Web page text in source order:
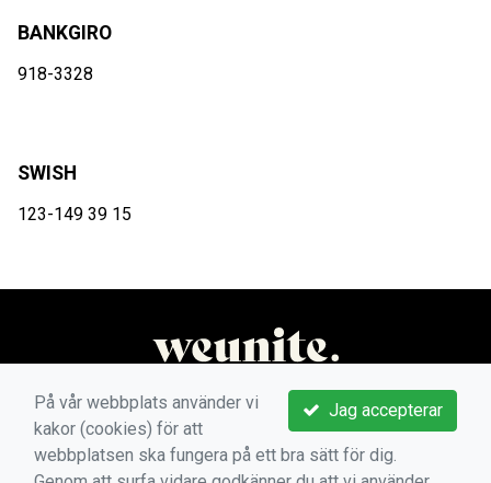
BANKGIRO
918-3328
SWISH
123-149 39 15
Jag accepterar
På vår webbplats använder vi
kakor (cookies) för att
webbplatsen ska fungera på ett bra sätt för dig.